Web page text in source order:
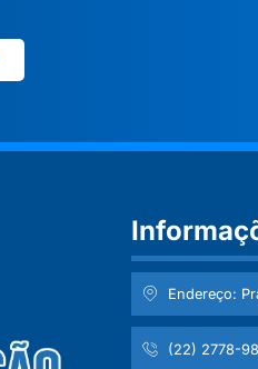
Endereço:
(22) 2778-